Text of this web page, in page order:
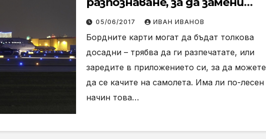
бордните карти
05/06/2017 ИВАН ИВАНОВ
Бордните карти могат да бъдат толкова
досадни – трябва да ги разпечатате, или
заредите в приложението си, за да можете
да се качите на самолета. Има ли по-лесен
начин това…